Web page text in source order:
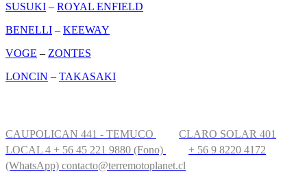
SUSUKI – ROYAL ENFIELD
BENELLI – KEEWAY
VOGE – ZONTES
LONCIN – TAKASAKI
CAUPOLICAN 441 - TEMUCO
CLARO SOLAR 401
LOCAL 4 + 56 45 221 9880 (Fono)
+ 56 9 8220 4172
(WhatsApp) contacto@terremotoplanet.cl